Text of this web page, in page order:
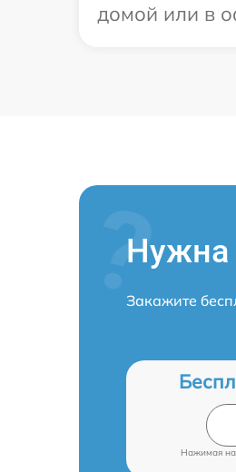
домой или в
Нужна
Закажите
Нажимая на